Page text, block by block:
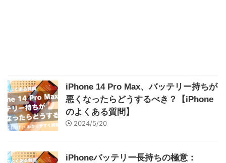
iPhone 14 Pro Max、バッテリー持ちが
悪くなったらどうするべき？【iPhone
のよくある質問】
2024/5/20
iPhoneバッテリー長持ちの極意：